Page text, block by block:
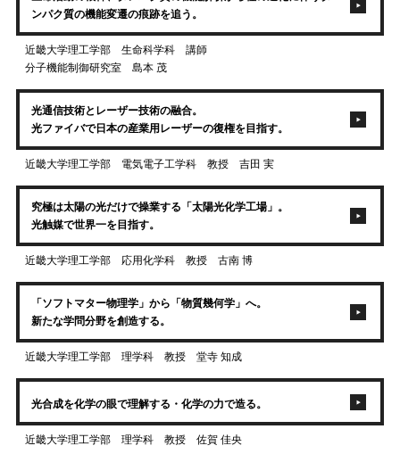
ンパク質の機能変遷の痕跡を追う。
近畿大学理工学部 生命科学科 講師
分子機能制御研究室 島本 茂
光通信技術とレーザー技術の融合。
光ファイバで日本の産業用レーザーの復権を目指す。
近畿大学理工学部 電気電子工学科 教授 吉田 実
究極は太陽の光だけで操業する「太陽光化学工場」。
光触媒で世界一を目指す。
近畿大学理工学部 応用化学科 教授 古南 博
「ソフトマター物理学」から「物質幾何学」へ。
新たな学問分野を創造する。
近畿大学理工学部 理学科 教授 堂寺 知成
光合成を化学の眼で理解する・化学の力で造る。
近畿大学理工学部 理学科 教授 佐賀 佳央